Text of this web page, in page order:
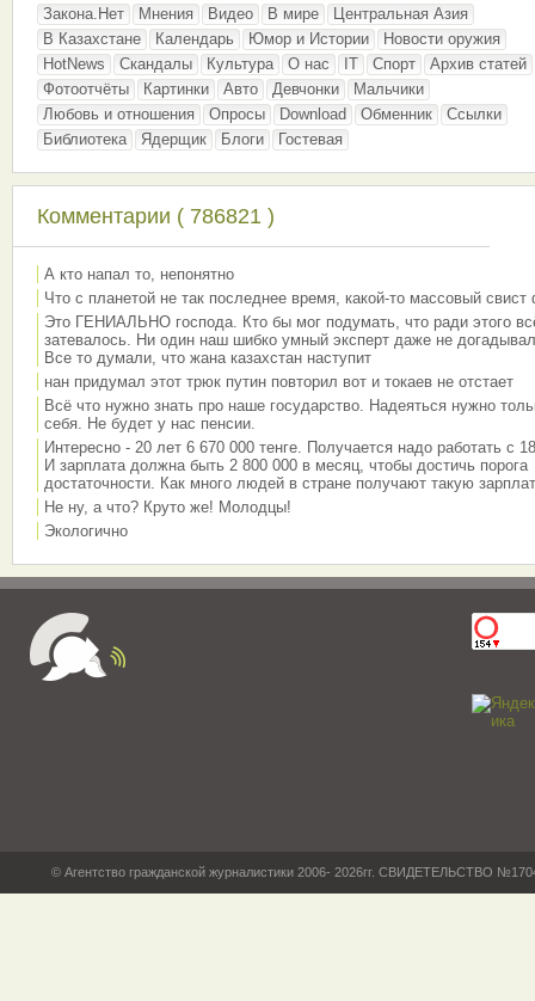
Закона.Нет
Мнения Видео В мире
Центральная Азия
В Казахстане
Календарь Юмор и Истории
Новости оружия
HotNews
Скандалы Культура О нас IT Спорт
Архив статей
Фотоотчёты
Картинки Авто Девчонки
Мальчики
Любовь и отношения
Опросы Download Обменник
Ссылки
Библиотека
Ядерщик Блоги Гостевая
Комментарии ( 786821 )
А кто напал то, непонятно
Что с планетой не так последнее время, какой-то массовый свист
Это ГЕНИАЛЬНО господа. Кто бы мог подумать, что ради этого
затевалось. Ни один наш шибко умный эксперт даже не
Все то думали, что жана казахстан наступит
нан придумал этот трюк путин повторил вот и токаев не отстает
Всё что нужно знать про наше государство. Надеяться нужно
себя. Не будет у нас пенсии.
Интересно - 20 лет 6 670 000 тенге. Получается надо работать с
И зарплата должна быть 2 800 000 в месяц, чтобы достичь порога
достаточности. Как много людей в стране получают такую
Не ну, а что? Круто же! Молодцы!
Экологично
© Агентство гражданской журналистики 2006- 2026гг. СВИДЕТЕЛЬСТВО